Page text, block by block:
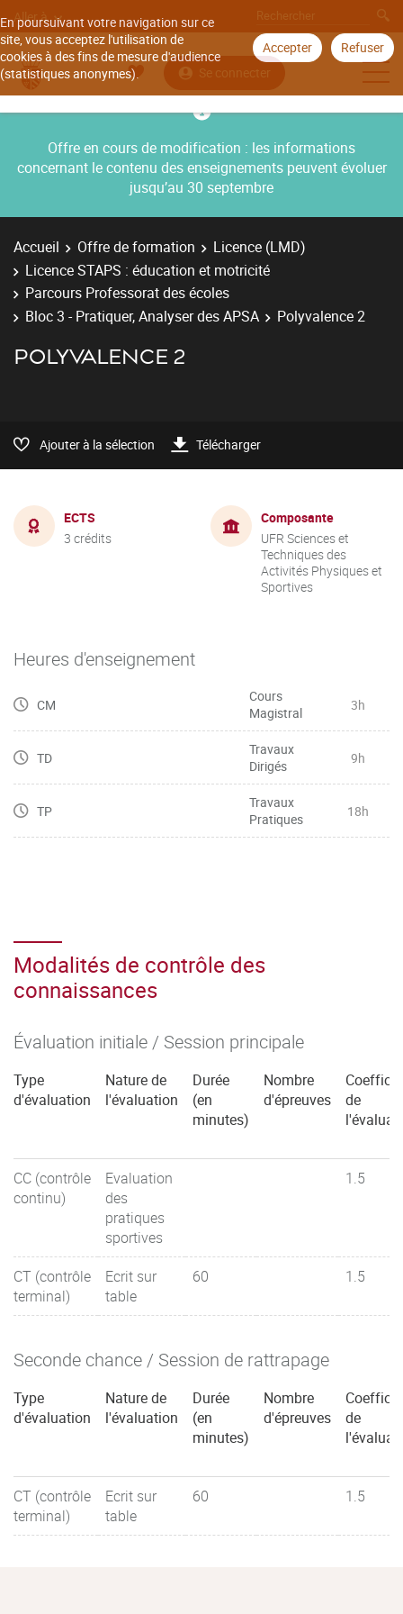
En poursuivant votre navigation sur ce
site, vous acceptez l'utilisation de
cookies à des fins de mesure d'audience
(statistiques anonymes).
Accepter Refuser
Aller à
Se connecter
Offre en cours de modification : les informations
concernant le contenu des enseignements peuvent évoluer
jusqu’au 30 septembre
Accueil Offre de formation
Licence (LMD)
Licence STAPS : éducation et motricité
Parcours Professorat des écoles
Bloc 3 - Pratiquer, Analyser des APSA
Polyvalence 2
POLYVALENCE 2
Ajouter à la sélection Télécharger
ECTS
3 crédits
Composante
UFR Sciences et
Techniques des
Activités Physiques et
Sportives
Heures d'enseignement
CM
Cours
Magistral
3h
TD
Travaux
Dirigés
9h
TP
Travaux
Pratiques
18h
Modalités de contrôle des
connaissances
Évaluation initiale / Session principale
Type
d'évaluation
Nature de
l'évaluation
Durée
(en
minutes)
Nombre
d'épreuves
de
CC (contrôle
continu)
Evaluation
des
pratiques
sportives
1.5
CT (contrôle
terminal)
Ecrit sur
table
60 1.5
Seconde chance / Session de rattrapage
Type
d'évaluation
Nature de
l'évaluation
Durée
(en
minutes)
Nombre
d'épreuves
de
CT (contrôle
terminal)
Ecrit sur
table
60 1.5